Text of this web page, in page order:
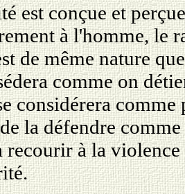
est conçue et
à l'homme, le
de même nature
comme on
considérera
la défendre
recourir à la